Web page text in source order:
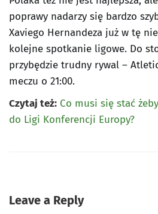
poprawy nadarzy się bardzo
Xaviego Hernandeza już w tę
kolejne spotkanie ligowe. Do
przybędzie trudny rywal –
meczu o 21:00.
Czytaj też: Co musi się stać
do Ligi Konferencji Europy?
Leave a Reply